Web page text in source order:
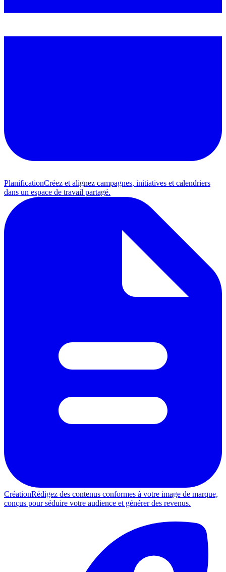
PlanificationCréez et alignez campagnes, initiatives et calendriers
dans un espace de travail partagé.
CréationRédigez des contenus conformes à votre image de marque,
conçus pour séduire votre audience et générer des revenus.